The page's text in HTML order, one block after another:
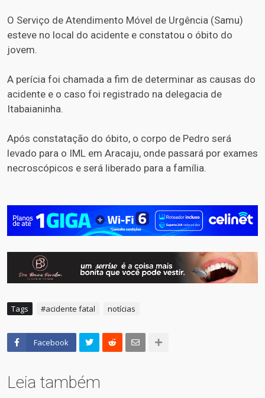
O Serviço de Atendimento Móvel de Urgência (Samu)
esteve no local do acidente e constatou o óbito do
jovem.
A perícia foi chamada a fim de determinar as causas do
acidente e o caso foi registrado na delegacia de
Itabaianinha.
Após constatação do óbito, o corpo de Pedro será
levado para o IML em Aracaju, onde passará por exames
necroscópicos e será liberado para a família.
Tags #acidente fatal notícias
Facebook
Leia também